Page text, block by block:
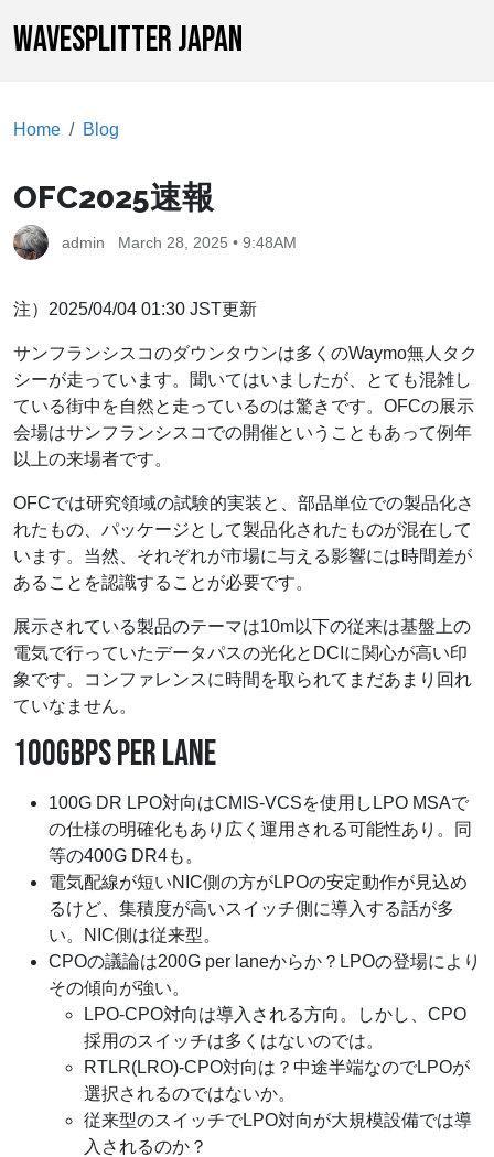
WAVESPLITTER JAPAN
Home Blog
OFC2025速報
admin March 28, 2025 • 9:48AM
注）2025/04/04 01:30 JST更新
サンフランシスコのダウンタウンは多くのWaymo無人タク
シーが走っています。聞いてはいましたが、とても混雑し
ている街中を自然と走っているのは驚きです。OFCの展示
会場はサンフランシスコでの開催ということもあって例年
以上の来場者です。
OFCでは研究領域の試験的実装と、部品単位での製品化さ
れたもの、パッケージとして製品化されたものが混在して
います。当然、それぞれが市場に与える影響には時間差が
あることを認識することが必要です。
展示されている製品のテーマは10m以下の従来は基盤上の
電気で行っていたデータパスの光化とDCIに関心が高い印
象です。コンファレンスに時間を取られてまだあまり回れ
ていなません。
100GBPS PER LANE
100G DR LPO対向はCMIS-VCSを使用しLPO MSAで
の仕様の明確化もあり広く運用される可能性あり。同
等の400G DR4も。
電気配線が短いNIC側の方がLPOの安定動作が見込め
るけど、集積度が高いスイッチ側に導入する話が多
い。NIC側は従来型。
CPOの議論は200G per laneからか？LPOの登場により
その傾向が強い。
LPO-CPO対向は導入される方向。しかし、CPO
採用のスイッチは多くはないのでは。
RTLR(LRO)-CPO対向は？中途半端なのでLPOが
選択されるのではないか。
従来型のスイッチでLPO対向が大規模設備では導
入されるのか？